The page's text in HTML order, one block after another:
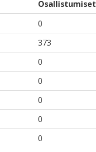
Osallistumiset
0
373
0
0
0
0
0